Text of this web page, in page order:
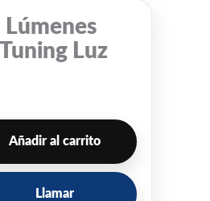
Luz
Añadir al carrito
Llamar